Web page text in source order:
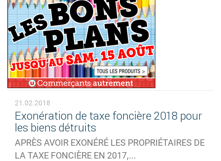
21.02.2018
Exonération de taxe foncière 2018 pour
les biens détruits
APRÈS AVOIR EXONÉRÉ LES PROPRIÉTAIRES DE
LA TAXE FONCIÈRE EN 2017,...